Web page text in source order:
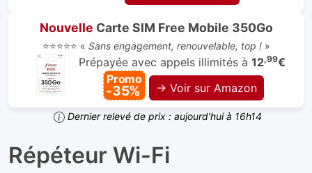
Nouvelle Carte SIM Free Mobile 350Go
⭐⭐⭐⭐⭐ « Sans engagement, renouvelable, top !»
Prépayée avec appels illimités à 12,99€
Promo
-35% → Voir sur Amazon
Dernier relevé de prix : aujourd'hui à 16h14
Répéteur Wi-Fi